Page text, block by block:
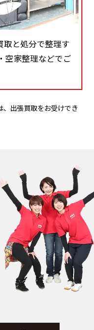
取と処分で整理す
空家整理などでご
出張買取をお受けでき